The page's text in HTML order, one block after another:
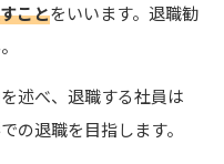
ことをいいます。退職勧
述べ、退職する社員は
の退職を目指します。